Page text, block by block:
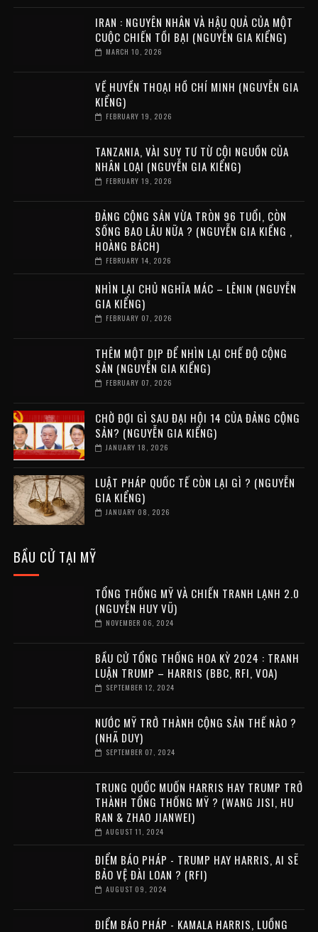
IRAN : NGUYÊN NHÂN VÀ HẬU QUẢ CỦA MỘT
CUỘC CHIẾN TỒI BẠI (NGUYỄN GIA KIỂNG)
MARCH 10, 2026
VỀ HUYỀN THOẠI HỒ CHÍ MINH (NGUYỄN GIA
KIỂNG)
FEBRUARY 19, 2026
TANZANIA, VÀI SUY TƯ TỪ CỘI NGUỒN CỦA
NHÂN LOẠI (NGUYỄN GIA KIỂNG)
FEBRUARY 19, 2026
ĐẢNG CỘNG SẢN VỪA TRÒN 96 TUỔI, CÒN
SỐNG BAO LÂU NỮA ? (NGUYỄN GIA KIỂNG ,
HOÀNG BÁCH)
FEBRUARY 14, 2026
NHÌN LẠI CHỦ NGHĨA MÁC – LÊNIN (NGUYỄN
GIA KIỂNG)
FEBRUARY 07, 2026
THÊM MỘT DỊP ĐỂ NHÌN LẠI CHẾ ĐỘ CỘNG
SẢN (NGUYỄN GIA KIỂNG)
FEBRUARY 07, 2026
CHỜ ĐỢI GÌ SAU ĐẠI HỘI 14 CỦA ĐẢNG CỘNG
SẢN? (NGUYỄN GIA KIỂNG)
JANUARY 18, 2026
LUẬT PHÁP QUỐC TẾ CÒN LẠI GÌ ? (NGUYỄN
GIA KIỂNG)
JANUARY 08, 2026
BẦU CỬ TẠI MỸ
TỔNG THỐNG MỸ VÀ CHIẾN TRANH LẠNH 2.0
(NGUYỄN HUY VŨ)
NOVEMBER 06, 2024
BẦU CỬ TỔNG THỐNG HOA KỲ 2024 : TRANH
LUẬN TRUMP – HARRIS (BBC, RFI, VOA)
SEPTEMBER 12, 2024
NƯỚC MỸ TRỞ THÀNH CỘNG SẢN THẾ NÀO ?
(NHÃ DUY)
SEPTEMBER 07, 2024
TRUNG QUỐC MUỐN HARRIS HAY TRUMP TRỞ
THÀNH TỔNG THỐNG MỸ ? (WANG JISI, HU
RAN & ZHAO JIANWEI)
AUGUST 11, 2024
ĐIỂM BÁO PHÁP - TRUMP HAY HARRIS, AI SẼ
BẢO VỆ ĐÀI LOAN ? (RFI)
AUGUST 09, 2024
ĐIỂM BÁO PHÁP - KAMALA HARRIS, LUỒNG